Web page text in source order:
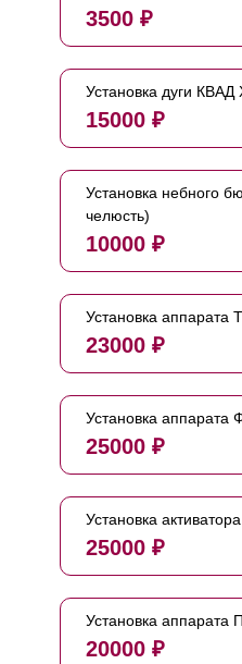
3500 ₽
Установка дуги
15000 ₽
Установка небного
челюсть)
10000 ₽
Установка
23000 ₽
Установка
25000 ₽
Установка
25000 ₽
Установка
20000 ₽